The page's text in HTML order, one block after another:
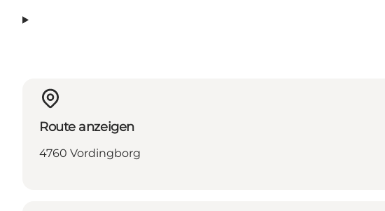
Route anzeigen
4760 Vordingborg